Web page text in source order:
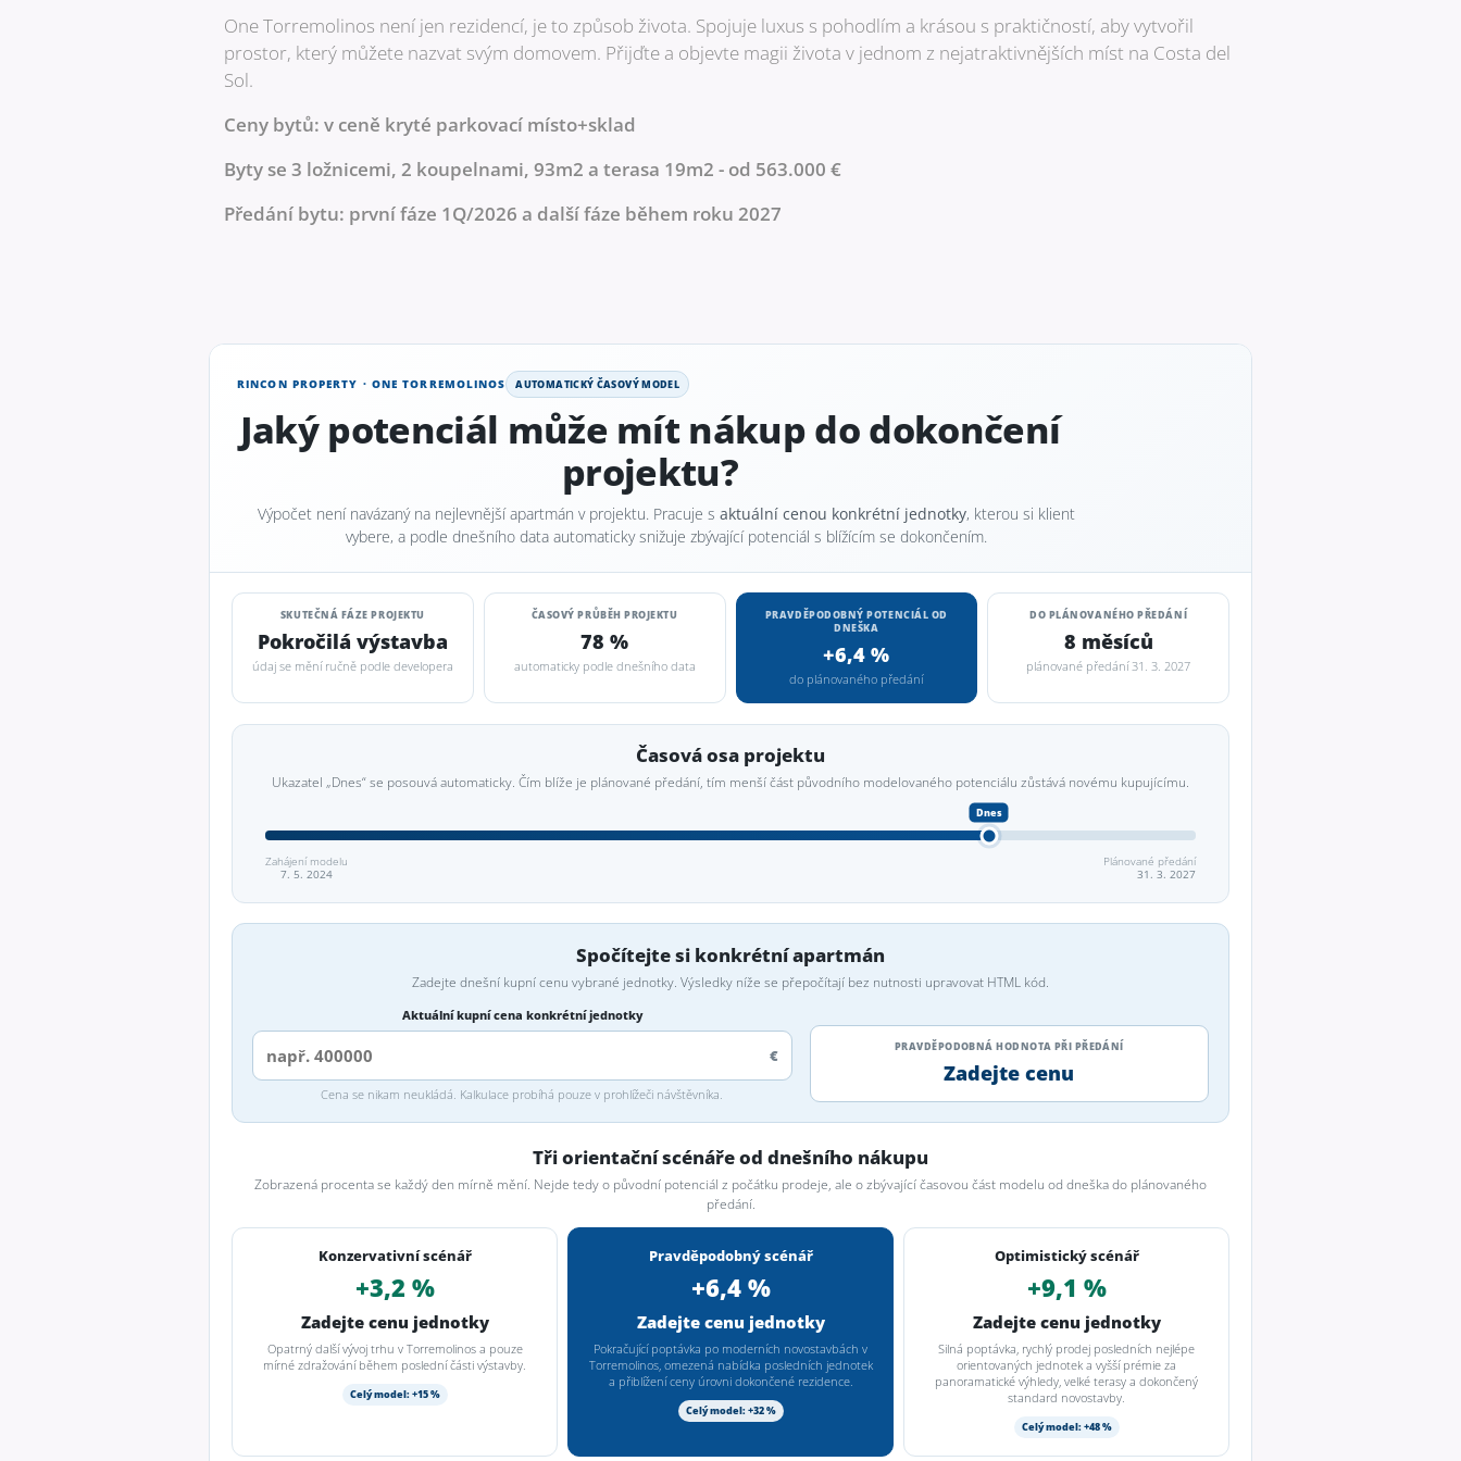
One Torremolinos není jen rezidencí, je to způsob života. Spojuje luxus s pohodlím a krásou s praktičností, aby vytvořil
prostor, který můžete nazvat svým domovem. Přijďte a objevte magii života v jednom z nejatraktivnějších míst na Costa del
Sol.
Ceny bytů: v ceně kryté parkovací místo+sklad
Byty se 3 ložnicemi, 2 koupelnami, 93m2 a terasa 19m2 - od 563.000 €
Předání bytu: první fáze 1Q/2026 a další fáze během roku 2027
RINCON PROPERTY · ONE TORREMOLINOS AUTOMATICKÝ ČASOVÝ MODEL
Jaký potenciál může mít nákup do dokončení
projektu?
Výpočet není navázaný na nejlevnější apartmán v projektu. Pracuje s aktuální cenou konkrétní jednotky, kterou si klient
vybere, a podle dnešního data automaticky snižuje zbývající potenciál s blížícím se dokončením.
SKUTEČNÁ FÁZE PROJEKTU
Pokročilá výstavba
údaj se mění ručně podle developera
ČASOVÝ PRŮBĚH PROJEKTU
78 %
automaticky podle dnešního data
PRAVDĚPODOBNÝ POTENCIÁL OD
DNEŠKA
+6,4 %
do plánovaného předání
DO PLÁNOVANÉHO PŘEDÁNÍ
8 měsíců
plánované předání 31. 3. 2027
Časová osa projektu
Ukazatel „Dnes“ se posouvá automaticky. Čím blíže je plánované předání, tím menší část původního modelovaného potenciálu zůstává novému kupujícímu.
Zahájení modelu
7. 5. 2024
Plánované předání
31. 3. 2027
Spočítejte si konkrétní apartmán
Zadejte dnešní kupní cenu vybrané jednotky. Výsledky níže se přepočítají bez nutnosti upravovat HTML kód.
Aktuální kupní cena konkrétní jednotky
€
Cena se nikam neukládá. Kalkulace probíhá pouze v prohlížeči návštěvníka.
PRAVDĚPODOBNÁ HODNOTA PŘI PŘEDÁNÍ
Zadejte cenu
Tři orientační scénáře od dnešního nákupu
Zobrazená procenta se každý den mírně mění. Nejde tedy o původní potenciál z počátku prodeje, ale o zbývající časovou část modelu od dneška do plánovaného
předání.
Konzervativní scénář
+3,2 %
Zadejte cenu jednotky
Opatrný další vývoj trhu v Torremolinos a pouze
mírné zdražování během poslední části výstavby.
Celý model: +15 %
Pravděpodobný scénář
+6,4 %
Zadejte cenu jednotky
Pokračující poptávka po moderních novostavbách v
Torremolinos, omezená nabídka posledních jednotek
a přiblížení ceny úrovni dokončené rezidence.
Celý model: +32 %
Optimistický scénář
+9,1 %
Zadejte cenu jednotky
Silná poptávka, rychlý prodej posledních nejlépe
orientovaných jednotek a vyšší prémie za
panoramatické výhledy, velké terasy a dokončený
standard novostavby.
Celý model: +48 %